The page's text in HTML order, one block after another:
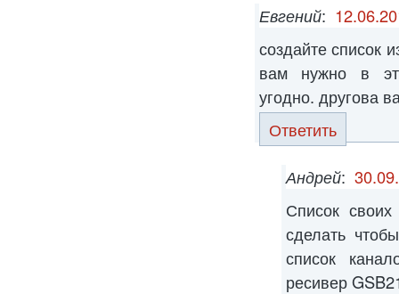
Евгений:
создайте список
вам нужно в
угодно. другова
Ответить
Андрей:
Список
сделать
список
ресивер